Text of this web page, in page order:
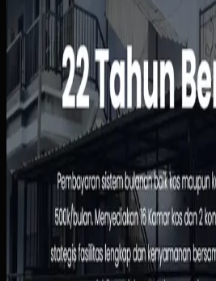
catat. Calon penghuni juga harus
hanya untuk mengetahui
fasilitas kamar.
Yang kami bangun
Kami menyusun website dengan
jelas, alur pemesanan yang
pengelolaan penghuni serta
melihat status sewa dengan lebih
penghuni tidak perlu menunggu
informasi dasar.
Baca studi kasus lengkap